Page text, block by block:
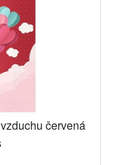
červená